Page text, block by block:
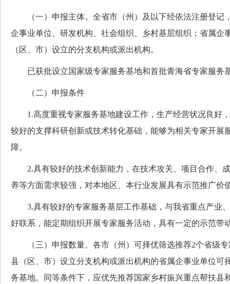
（一）申报主体。全省市（州）及以下经依法注册登记
企事业单位、研发机构、社会组织、乡村基层组织；省属企
（区、市）设立的分支机构或派出机构。
已获批设立国家级专家服务基地和首批青海省专家服务
（二）申报条件
1.高度重视专家服务基地建设工作，生产经营状况良好
较好的支撑科研创新或技术转化基础，能够为相关专家开展
障。
2.具有较好的技术创新能力，在技术攻关、项目合作、
养等方面需求较强，对本地区、本行业发展具有示范推广价
3.具有较好的专家服务基层工作基础，与我省重点产业
好联系，能定期组织开展专家服务活动，具有一定的示范带
（三）申报数量。各市（州）可择优筛选推荐2个省级专
县（区、市）设立分支机构或派出机构的省属企事业单位可
务基地。同等条件下，应优先推荐国家乡村振兴重点帮扶县